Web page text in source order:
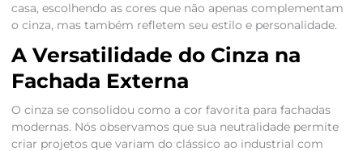
casa, escolhendo as cores que não apenas complementam
o cinza, mas também refletem seu estilo e personalidade.
A Versatilidade do Cinza na
Fachada Externa
O cinza se consolidou como a cor favorita para fachadas
modernas. Nós observamos que sua neutralidade permite
criar projetos que variam do clássico ao industrial com